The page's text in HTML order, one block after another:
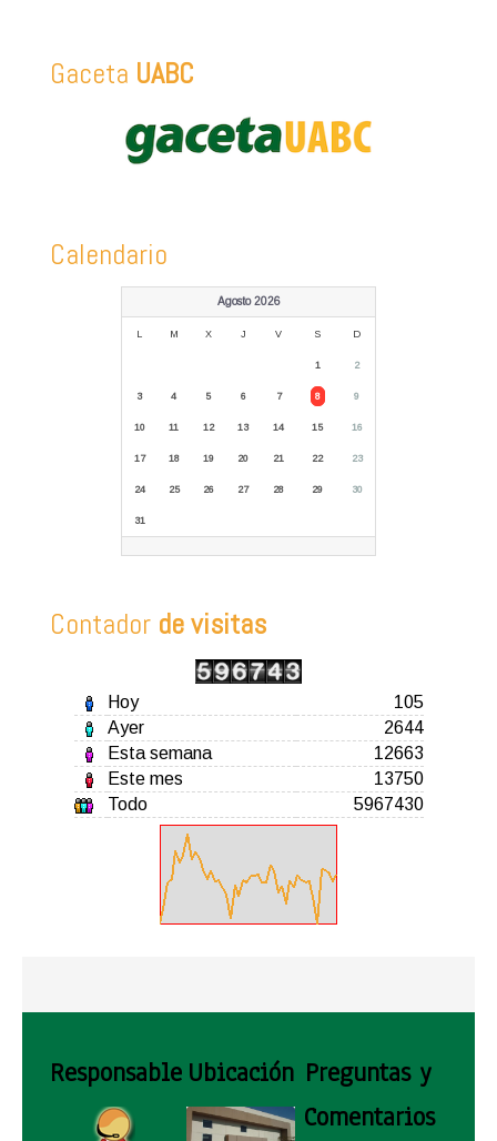
Gaceta UABC
Calendario
Agosto 2026
L M X J V S D
1 2
3 4 5 6 7 8 9
10 11 12 13 14 15 16
17 18 19 20 21 22 23
24 25 26 27 28 29 30
31
Contador de visitas
Hoy
105
Ayer
2644
Esta semana
12663
Este mes
13750
Todo
5967430
Responsable Ubicación Preguntas y
Comentarios